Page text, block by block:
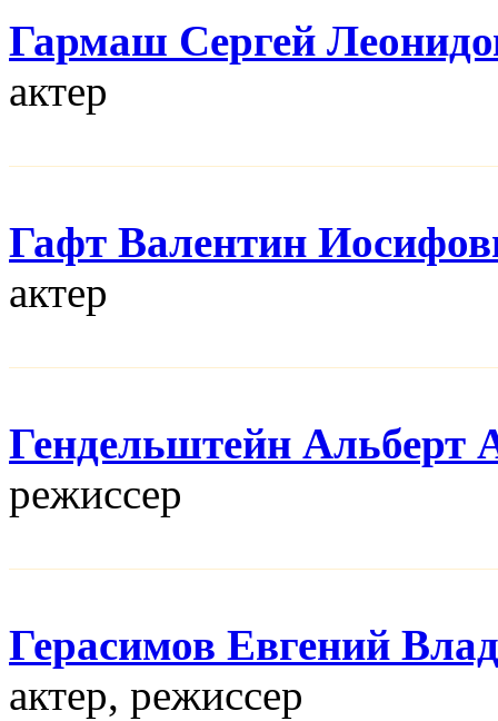
Гармаш Сергей
актер
Гафт Валентин
актер
Гендельштейн Альберт
режисcер
Герасимов Евгений
актер, режисcер